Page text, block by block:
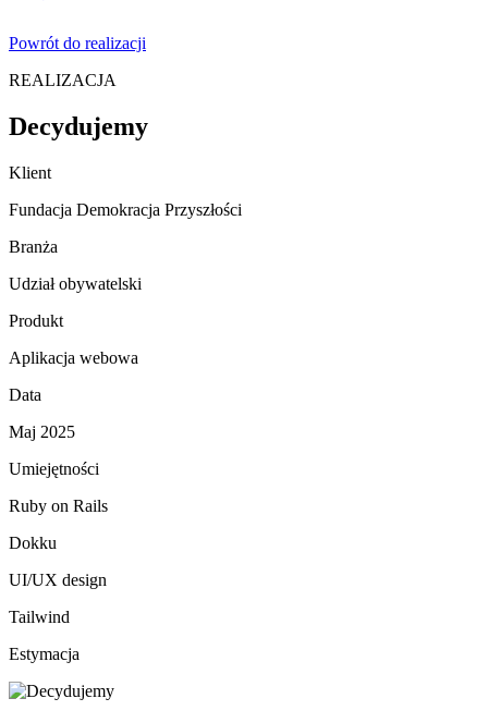
Powrót do realizacji
REALIZACJA
Decydujemy
Klient
Fundacja Demokracja Przyszłości
Branża
Udział obywatelski
Produkt
Aplikacja webowa
Data
Maj 2025
Umiejętności
Ruby on Rails
Dokku
UI/UX design
Tailwind
Estymacja